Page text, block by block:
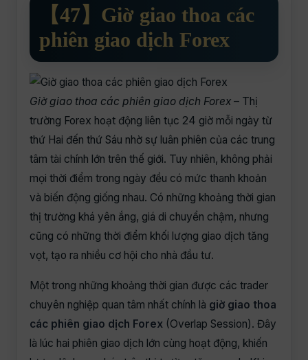
【47】Giờ giao thoa các
phiên giao dịch Forex
Giờ giao thoa các phiên giao dịch Forex – Thị
trường Forex hoạt động liên tục 24 giờ mỗi ngày từ
thứ Hai đến thứ Sáu nhờ sự luân phiên của các trung
tâm tài chính lớn trên thế giới. Tuy nhiên, không phải
mọi thời điểm trong ngày đều có mức thanh khoản
và biến động giống nhau. Có những khoảng thời gian
thị trường khá yên ắng, giá di chuyển chậm, nhưng
cũng có những thời điểm khối lượng giao dịch tăng
vọt, tạo ra nhiều cơ hội cho nhà đầu tư.
Một trong những khoảng thời gian được các trader
chuyên nghiệp quan tâm nhất chính là giờ giao thoa
các phiên giao dịch Forex (Overlap Session). Đây
là lúc hai phiên giao dịch lớn cùng hoạt động, khiến